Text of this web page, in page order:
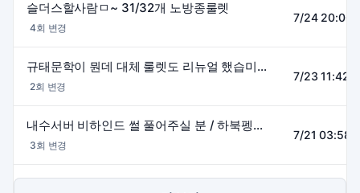
슬더스할사람ㅁ~ 31/32개 노방종룰렛
4회 변경
7/24
규태문학이 뭔데 대체 룰렛도 리뉴얼 했습미다 !!!
2회 변경
7/23
내수서버 비하인드 썰 풀어주실 분 / 하북펭가 H스토리
3회 변경
7/21